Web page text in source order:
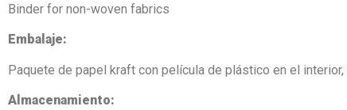
Binder for non-woven fabrics
Embalaje:
Paquete de papel kraft con película de plástico en el
Almacenamiento: